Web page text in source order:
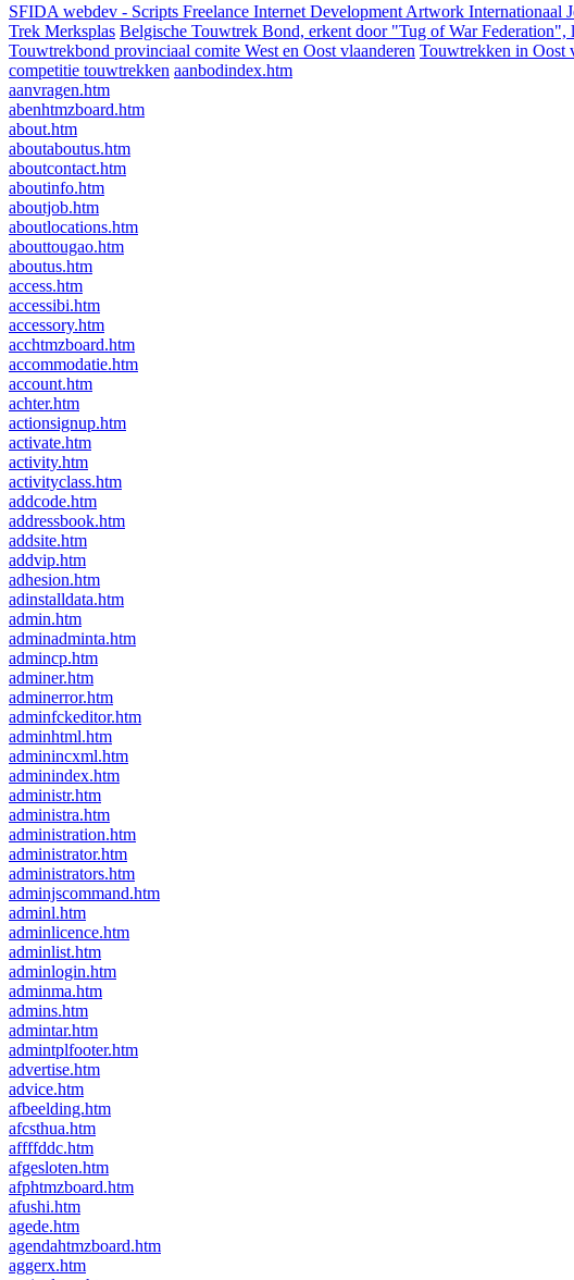
SFIDA webdev - Scripts Freelance Internet Development Artwork Internationaal
Trek Merksplas Belgische Touwtrek Bond, erkent door "Tug of War
Touwtrekbond provinciaal comite West en Oost vlaanderen Touwtrekken in Oost
competitie touwtrekken aanbodindex.htm
aanvragen.htm
abenhtmzboard.htm
about.htm
aboutaboutus.htm
aboutcontact.htm
aboutinfo.htm
aboutjob.htm
aboutlocations.htm
abouttougao.htm
aboutus.htm
access.htm
accessibi.htm
accessory.htm
acchtmzboard.htm
accommodatie.htm
account.htm
achter.htm
actionsignup.htm
activate.htm
activity.htm
activityclass.htm
addcode.htm
addressbook.htm
addsite.htm
addvip.htm
adhesion.htm
adinstalldata.htm
admin.htm
adminadminta.htm
admincp.htm
adminer.htm
adminerror.htm
adminfckeditor.htm
adminhtml.htm
adminincxml.htm
adminindex.htm
administr.htm
administra.htm
administration.htm
administrator.htm
administrators.htm
adminjscommand.htm
adminl.htm
adminlicence.htm
adminlist.htm
adminlogin.htm
adminma.htm
admins.htm
admintar.htm
admintplfooter.htm
advertise.htm
advice.htm
afbeelding.htm
afcsthua.htm
affffddc.htm
afgesloten.htm
afphtmzboard.htm
afushi.htm
agede.htm
agendahtmzboard.htm
aggerx.htm